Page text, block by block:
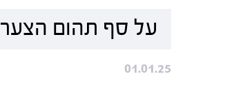
על סף תהום הצער
01.01.25